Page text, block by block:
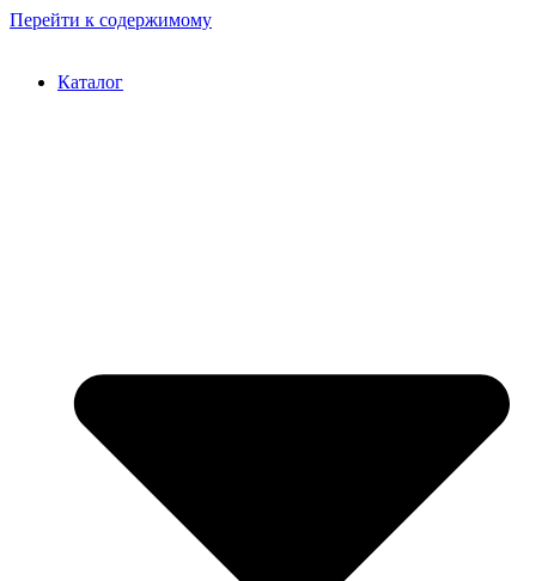
Перейти к содержимому
Каталог